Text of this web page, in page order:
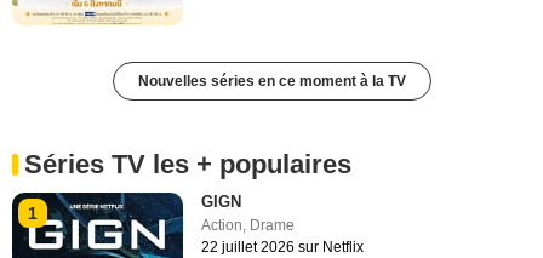
Nouvelles séries en ce moment à la TV
Séries TV les + populaires
1
GIGN
Action, Drame
22 juillet 2026 sur Netflix